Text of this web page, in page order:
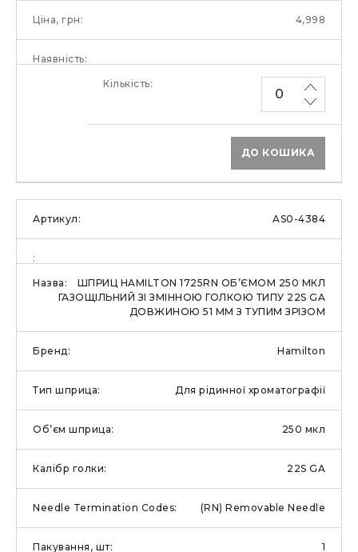
4,998
ДО КОШИКА
AS0-4384
ШПРИЦ HAMILTON 1725RN ОБ’ЄМОМ 250 МКЛ
ГАЗОЩІЛЬНИЙ ЗІ ЗМІННОЮ ГОЛКОЮ ТИПУ 22S GA
ДОВЖИНОЮ 51 ММ З ТУПИМ ЗРІЗОМ
Hamilton
Для рідинної хроматографії
250 мкл
22S GA
(RN) Removable Needle
1